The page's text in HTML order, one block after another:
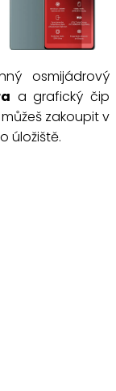
osmijádrový
a grafický čip
můžeš zakoupit v
úložiště.